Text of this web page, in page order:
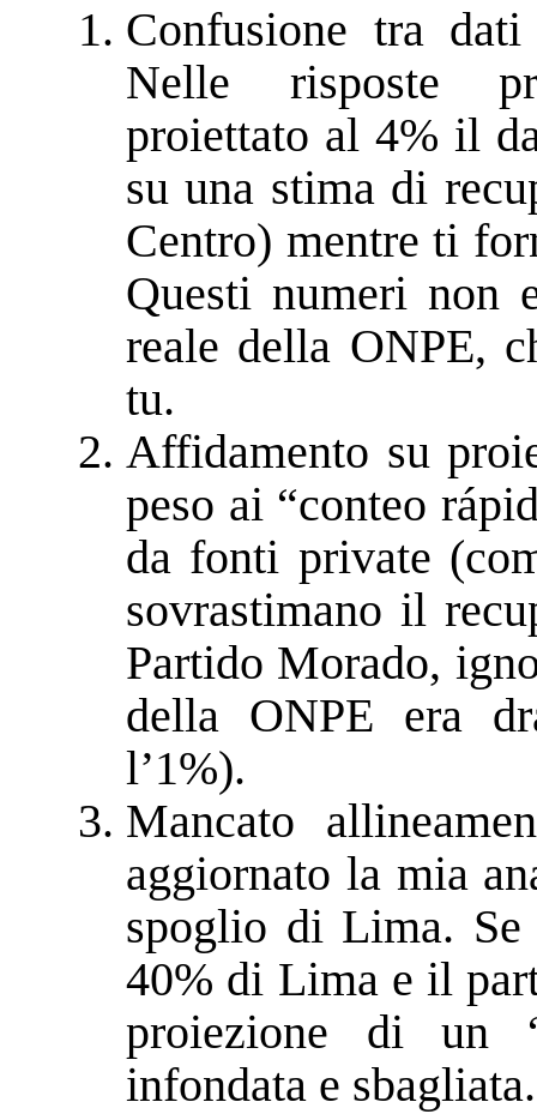
Confusione tra
Nelle risposte
proiettato al 4% il
su una stima di
Centro) mentre ti
Questi numeri non
reale della ONPE,
tu.
Affidamento su
peso ai “conteo
da fonti private
sovrastimano il
Partido Morado,
della ONPE era
l’1%).
Mancato
aggiornato la mia
spoglio di Lima.
40% di Lima e il
proiezione di un
infondata e sbagliata.